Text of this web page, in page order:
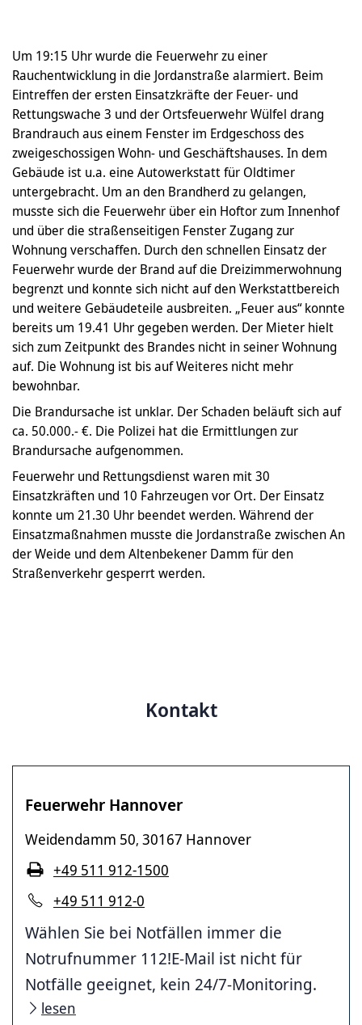
Um 19:15 Uhr wurde die Feuerwehr zu einer
Rauchentwicklung in die Jordanstraße alarmiert. Beim
Eintreffen der ersten Einsatzkräfte der Feuer- und
Rettungswache 3 und der Ortsfeuerwehr Wülfel drang
Brandrauch aus einem Fenster im Erdgeschoss des
zweigeschossigen Wohn- und Geschäftshauses. In dem
Gebäude ist u.a. eine Autowerkstatt für Oldtimer
untergebracht. Um an den Brandherd zu gelangen,
musste sich die Feuerwehr über ein Hoftor zum Innenhof
und über die straßenseitigen Fenster Zugang zur
Wohnung verschaffen. Durch den schnellen Einsatz der
Feuerwehr wurde der Brand auf die Dreizimmerwohnung
begrenzt und konnte sich nicht auf den Werkstattbereich
und weitere Gebäudeteile ausbreiten. „Feuer aus“ konnte
bereits um 19.41 Uhr gegeben werden. Der Mieter hielt
sich zum Zeitpunkt des Brandes nicht in seiner Wohnung
auf. Die Wohnung ist bis auf Weiteres nicht mehr
bewohnbar.
Die Brandursache ist unklar. Der Schaden beläuft sich auf
ca. 50.000.- €. Die Polizei hat die Ermittlungen zur
Brandursache aufgenommen.
Feuerwehr und Rettungsdienst waren mit 30
Einsatzkräften und 10 Fahrzeugen vor Ort. Der Einsatz
konnte um 21.30 Uhr beendet werden. Während der
Einsatzmaßnahmen musste die Jordanstraße zwischen An
der Weide und dem Altenbekener Damm für den
Straßenverkehr gesperrt werden.
Kontakt
Feuerwehr Hannover
Weidendamm 50, 30167 Hannover
+49 511 912-0
+49 511 912-1500
Wählen Sie bei Notfällen immer die
Notrufnummer 112!E-Mail ist nicht für
Notfälle geeignet, kein 24/7-Monitoring.
lesen